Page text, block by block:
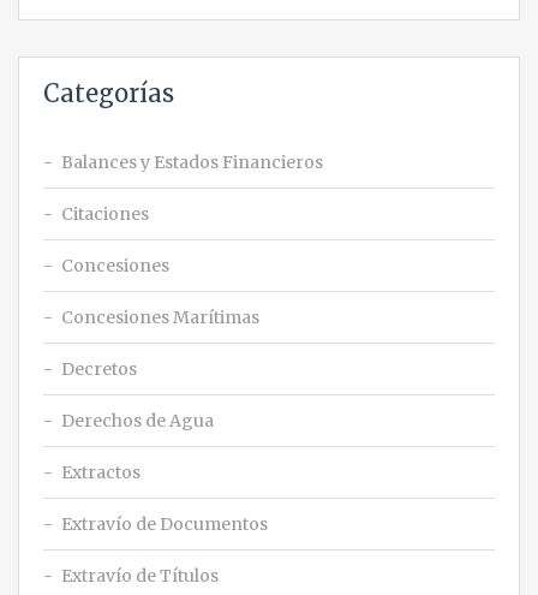
Categorías
Balances y Estados Financieros
Citaciones
Concesiones
Concesiones Marítimas
Decretos
Derechos de Agua
Extractos
Extravío de Documentos
Extravío de Títulos